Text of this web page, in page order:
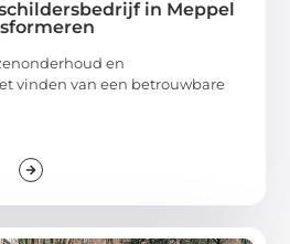
in Meppel
en
vinden van een betrouwbare